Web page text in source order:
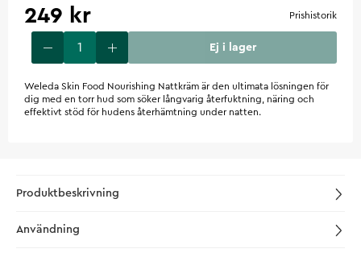
249 kr Prishistorik
Ej i lager
Weleda Skin Food Nourishing Nattkräm är den ultimata lösningen för
dig med en torr hud som söker långvarig återfuktning, näring och
effektivt stöd för hudens återhämtning under natten.
Produktbeskrivning
Användning